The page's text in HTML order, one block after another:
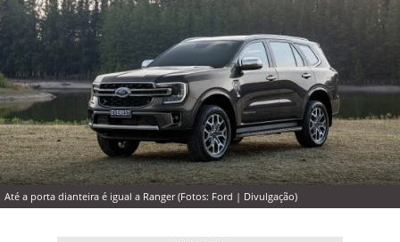
Até a porta dianteira é igual a Ranger (Fotos: Ford | Divulgação)